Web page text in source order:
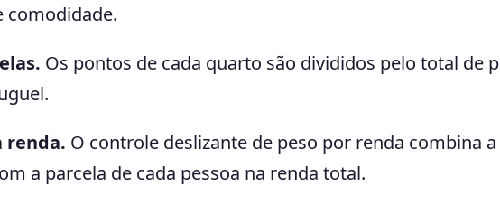
comodidade.
Os pontos de cada quarto são divididos pelo total de
renda. O controle deslizante de peso por renda combina a
a parcela de cada pessoa na renda total.